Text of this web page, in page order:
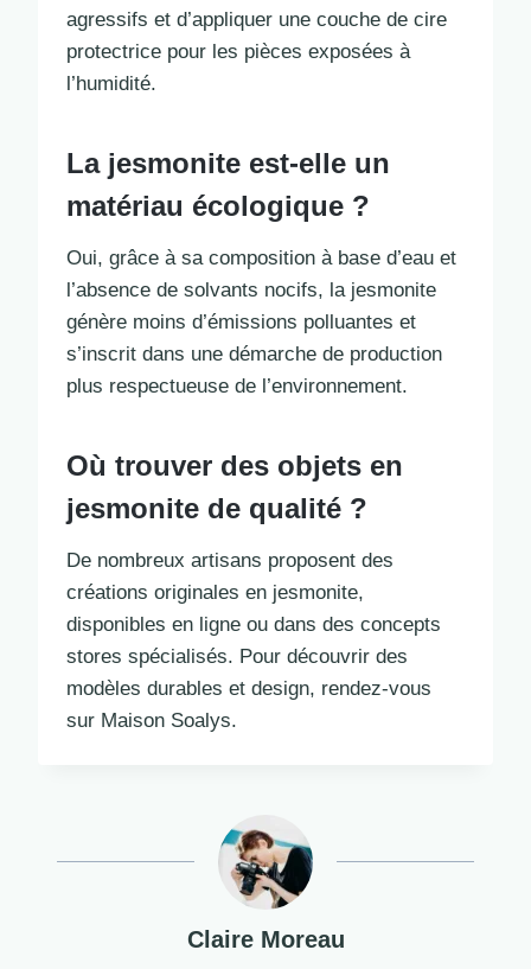
agressifs et d’appliquer une couche de cire
protectrice pour les pièces exposées à
l’humidité.
La jesmonite est-elle un
matériau écologique ?
Oui, grâce à sa composition à base d’eau et
l’absence de solvants nocifs, la jesmonite
génère moins d’émissions polluantes et
s’inscrit dans une démarche de production
plus respectueuse de l’environnement.
Où trouver des objets en
jesmonite de qualité ?
De nombreux artisans proposent des
créations originales en jesmonite,
disponibles en ligne ou dans des concepts
stores spécialisés. Pour découvrir des
modèles durables et design, rendez-vous
sur Maison Soalys.
Claire Moreau